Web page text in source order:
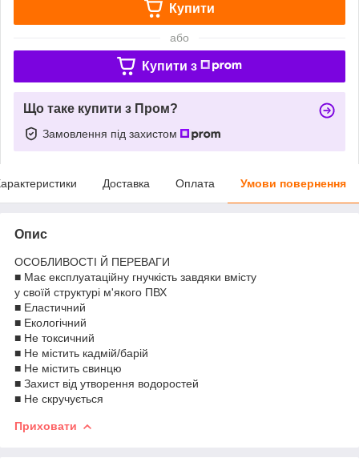
Купити
або
Купити з
Що таке купити з Пром?
Замовлення під захистом
Доставка Оплата Умови повернення
Опис
ОСОБЛИВОСТІ Й ПЕРЕВАГИ
■ Має експлуатаційну гнучкість завдяки вмісту
у своїй структурі м'якого ПВХ
■ Еластичний
■ Екологічний
■ Не токсичний
■ Не містить кадмій/барій
■ Не містить свинцю
■ Захист від утворення водоростей
■ Не скручується
Приховати